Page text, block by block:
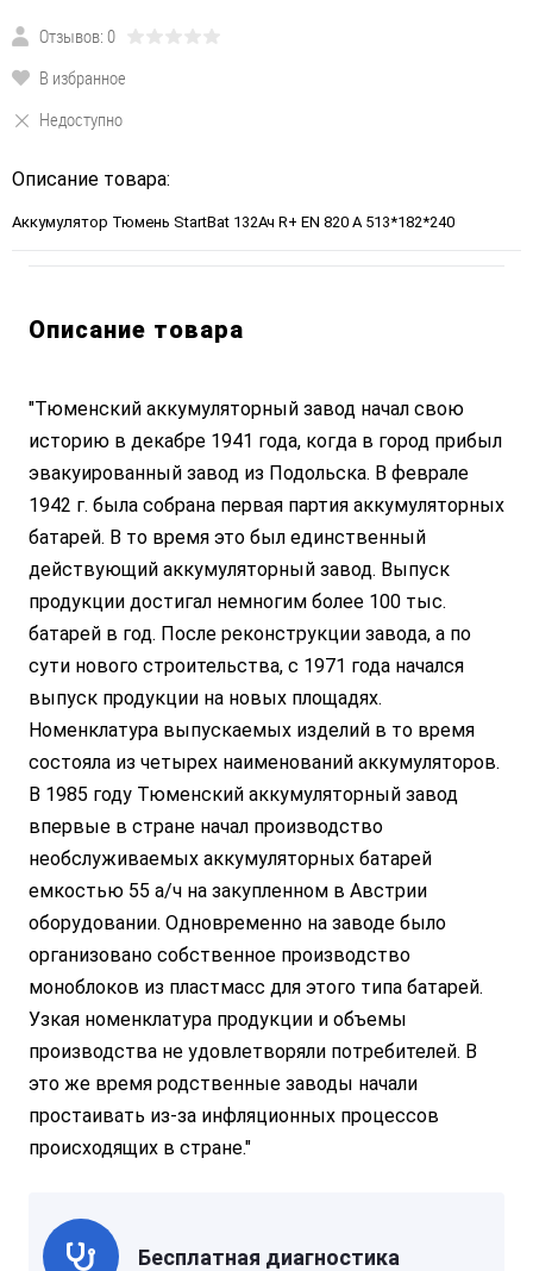
Отзывов: 0
В избранное
Недоступно
Описание товара:
Аккумулятор Тюмень StartBat 132Ач R+ EN 820 А 513*182*240
Описание товара
"Тюменский аккумуляторный завод начал свою
историю в декабре 1941 года, когда в город прибыл
эвакуированный завод из Подольска. В феврале
1942 г. была собрана первая партия аккумуляторных
батарей. В то время это был единственный
действующий аккумуляторный завод. Выпуск
продукции достигал немногим более 100 тыс.
батарей в год. После реконструкции завода, а по
сути нового строительства, с 1971 года начался
выпуск продукции на новых площадях.
Номенклатура выпускаемых изделий в то время
состояла из четырех наименований аккумуляторов.
В 1985 году Тюменский аккумуляторный завод
впервые в стране начал производство
необслуживаемых аккумуляторных батарей
емкостью 55 а/ч на закупленном в Австрии
оборудовании. Одновременно на заводе было
организовано собственное производство
моноблоков из пластмасс для этого типа батарей.
Узкая номенклатура продукции и объемы
производства не удовлетворяли потребителей. В
это же время родственные заводы начали
простаивать из-за инфляционных процессов
происходящих в стране."
Бесплатная диагностика